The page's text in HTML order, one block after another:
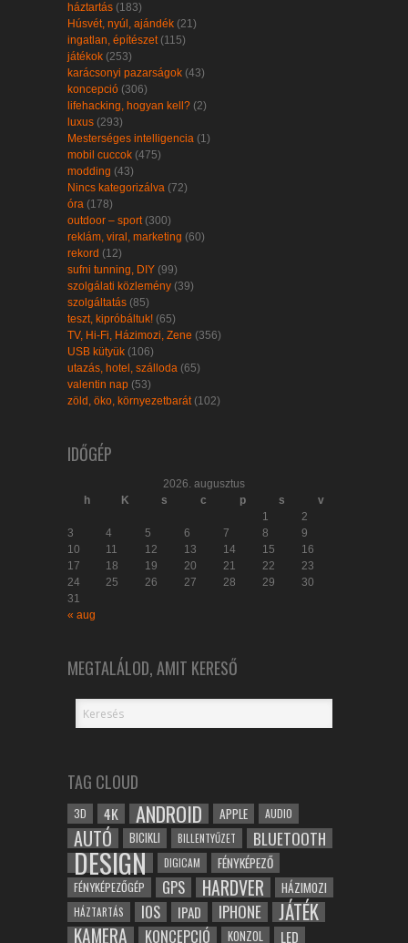
háztartás (183)
Húsvét, nyúl, ajándék (21)
ingatlan, építészet(115)
játékok (253)
karácsonyi pazarságok (43)
koncepció (306)
lifehacking, hogyan kell? (2)
luxus (293)
Mesterséges intelligencia (1)
mobil cuccok (475)
modding (43)
Nincs kategorizálva (72)
óra (178)
outdoor – sport(300)
reklám, viral, marketing (60)
rekord (12)
sufni tunning, DIY (99)
szolgálati közlemény (39)
szolgáltatás (85)
teszt, kipróbáltuk! (65)
TV, Hi-Fi, Házimozi, Zene (356)
USB kütyük (106)
utazás, hotel, szálloda (65)
valentin nap (53)
zöld, öko, környezetbarát(102)
IDŐGÉP
2026. augusztus
h
K s c p s
v
1
2
3
4 5 6 7 8
9
10
11 12 13 14 15
16
17
18 19 20 21 22
23
24
25 26 27 28 29
30
31
« aug
MEGTALÁLOD, AMIT KERESŐ
TAG CLOUD
3D 4K ANDROID APPLE AUDIO
AUTÓ BICIKLI BILLENTYŰZET BLUETOOTH
DESIGN DIGICAM FÉNYKÉPEZŐ
FÉNYKÉPEZŐGÉP GPS HARDVER HÁZIMOZI
HÁZTARTÁS IOS IPAD IPHONE JÁTÉK
KAMERA KONCEPCIÓ KONZOL LED